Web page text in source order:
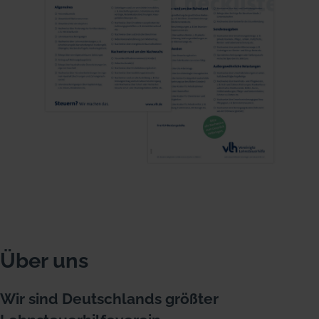
Über uns
Wir sind Deutschlands größter